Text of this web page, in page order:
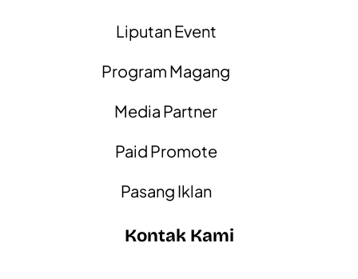
Liputan Event
Program Magang
Media Partner
Paid Promote
Pasang Iklan
Kontak Kami